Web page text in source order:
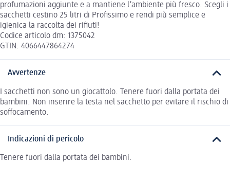
profumazioni aggiunte e a mantiene l’ambiente più fresco. Scegli i
sacchetti cestino 25 litri di Profissimo e rendi più semplice e
igienica la raccolta dei rifiuti!
Codice articolo dm: 1375042
GTIN: 4066447864274
Avvertenze
I sacchetti non sono un giocattolo. Tenere fuori dalla portata dei
bambini. Non inserire la testa nel sacchetto per evitare il rischio di
soffocamento.
Indicazioni di pericolo
Tenere fuori dalla portata dei bambini.